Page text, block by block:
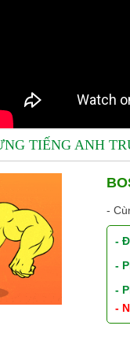
TIẾNG ANH
-
-
-
-
-